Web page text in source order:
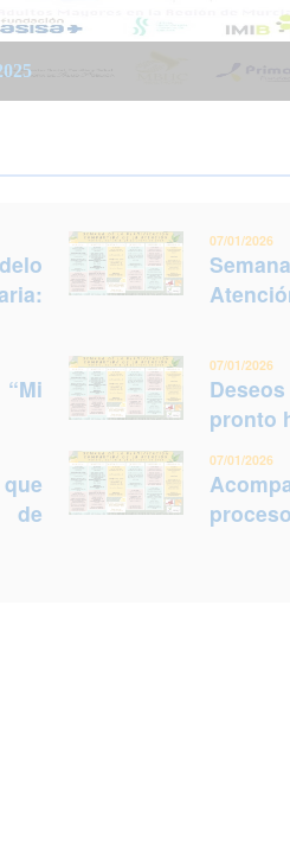
integrada social y sanitaria:
26 al 31 de enero (Murcia)
07/01/2026
07/01/2026
pronto
de
07/01/2026